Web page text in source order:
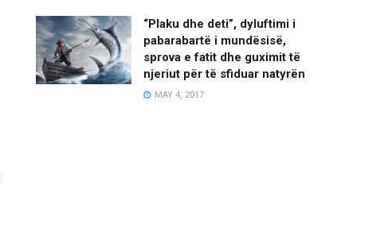
“Plaku dhe deti”, dyluftimi i
pabarabartë i mundësisë,
sprova e fatit dhe guximit të
njeriut për të sfiduar natyrën
MAY 4, 2017